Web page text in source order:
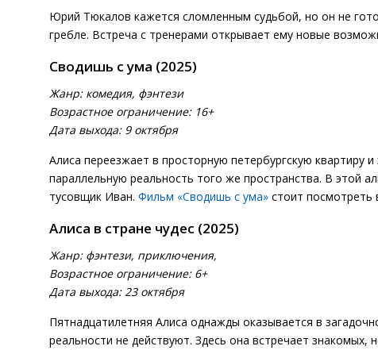
Юрий Тюкалов кажется сломленным судьбой, но он не
гребле. Встреча с тренерами открывает ему новые
Сводишь с ума (2025)
Жанр: комедия, фэнтези
Возрастное ограничение: 16+
Дата выхода: 9 октября
Алиса переезжает в просторную петербургскую квартиру
параллельную реальность того же пространства. В этой
тусовщик Иван. Фильм «Сводишь с ума» стоит посмотреть
Алиса в стране чудес (2025)
Жанр: фэнтези, приключения,
Возрастное ограничение: 6+
Дата выхода: 23 октября
Пятнадцатилетняя Алиса однажды оказывается в
реальности не действуют. Здесь она встречает